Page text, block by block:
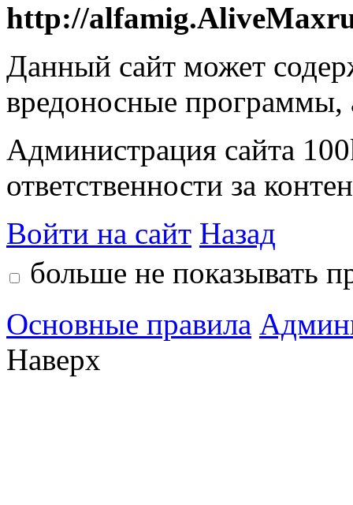
http://
Данный сайт может
вредоносные программы,
Администрация сайта
ответственности за
Войти на сайт Назад
больше не показывать
Основные правила
Наверх